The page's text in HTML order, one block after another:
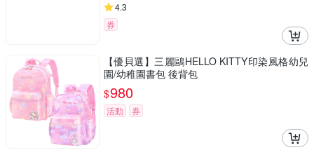
4.3
券
【優貝選】三麗鷗HELLO KITTY印染風格幼兒
園/幼稚園書包 後背包
$980
活動 券